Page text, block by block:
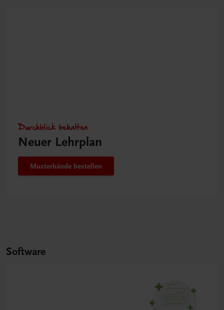
Durchblick behalten
Neuer Lehrplan
Musterbände bestellen
Software